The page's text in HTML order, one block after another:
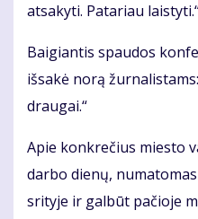
atsakyti. Patariau
Baigiantis spaudos
išsakė norą
draugai.“
Apie konkrečius miesto
darbo dienų,
srityje ir galbūt pačioje